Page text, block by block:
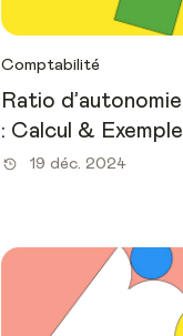
Comptabilité
Ratio
: Calcul &
19 déc. 2024